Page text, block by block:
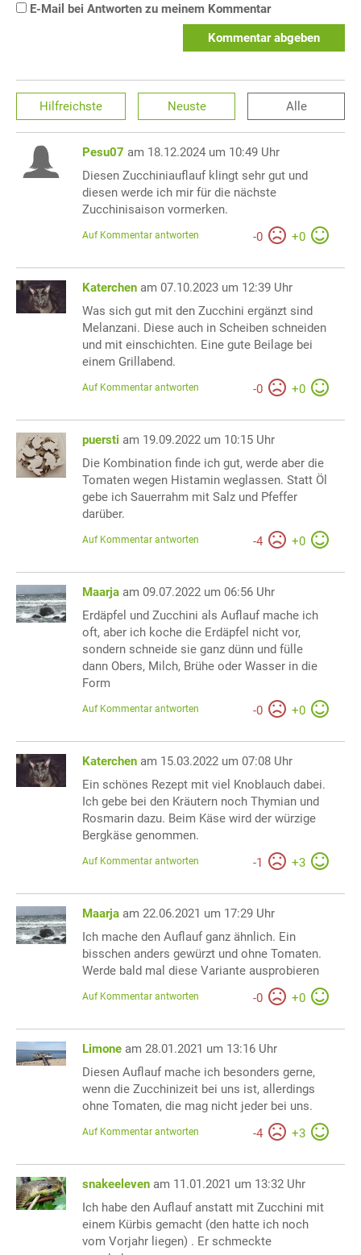
E-Mail bei Antworten zu meinem Kommentar
Kommentar abgeben
Hilfreichste Neuste Alle
Pesu07 am 18.12.2024 um 10:49 Uhr
Diesen Zucchiniauflauf klingt sehr gut und
diesen werde ich mir für die nächste
Zucchinisaison vormerken.
-0 +0
Auf Kommentar antworten
Katerchen am 07.10.2023 um 12:39 Uhr
Was sich gut mit den Zucchini ergänzt sind
Melanzani. Diese auch in Scheiben schneiden
und mit einschichten. Eine gute Beilage bei
einem Grillabend.
-0 +0
Auf Kommentar antworten
puersti am 19.09.2022 um 10:15 Uhr
Die Kombination finde ich gut, werde aber die
Tomaten wegen Histamin weglassen. Statt Öl
gebe ich Sauerrahm mit Salz und Pfeffer
darüber.
-4 +0
Auf Kommentar antworten
Maarja am 09.07.2022 um 06:56 Uhr
Erdäpfel und Zucchini als Auflauf mache ich
oft, aber ich koche die Erdäpfel nicht vor,
sondern schneide sie ganz dünn und fülle
dann Obers, Milch, Brühe oder Wasser in die
Form
-0 +0
Auf Kommentar antworten
Katerchen am 15.03.2022 um 07:08 Uhr
Ein schönes Rezept mit viel Knoblauch dabei.
Ich gebe bei den Kräutern noch Thymian und
Rosmarin dazu. Beim Käse wird der würzige
Bergkäse genommen.
-1 +3
Auf Kommentar antworten
Maarja am 22.06.2021 um 17:29 Uhr
Ich mache den Auflauf ganz ähnlich. Ein
bisschen anders gewürzt und ohne Tomaten.
Werde bald mal diese Variante ausprobieren
-0 +0
Auf Kommentar antworten
Limone am 28.01.2021 um 13:16 Uhr
Diesen Auflauf mache ich besonders gerne,
wenn die Zucchinizeit bei uns ist, allerdings
ohne Tomaten, die mag nicht jeder bei uns.
-4 +3
Auf Kommentar antworten
snakeeleven am 11.01.2021 um 13:32 Uhr
Ich habe den Auflauf anstatt mit Zucchini mit
einem Kürbis gemacht (den hatte ich noch
vom Vorjahr liegen) . Er schmeckte